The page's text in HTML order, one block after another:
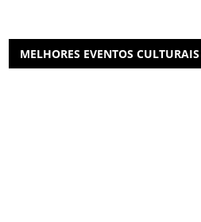
MELHORES EVENTOS CULTURAIS